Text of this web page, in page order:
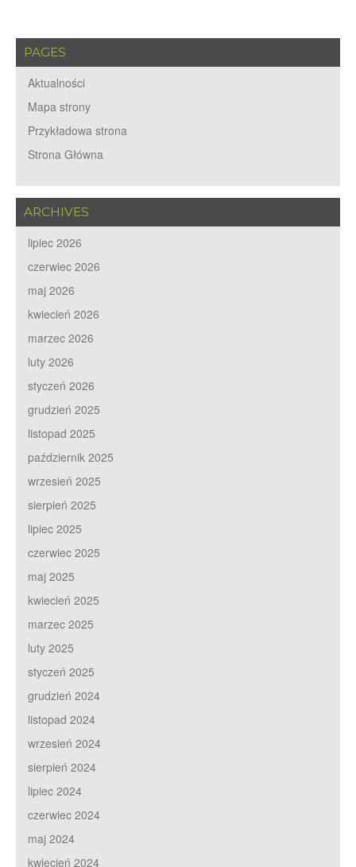
PAGES
Aktualności
Mapa strony
Przykładowa strona
Strona Główna
ARCHIVES
lipiec 2026
czerwiec 2026
maj 2026
kwiecień 2026
marzec 2026
luty 2026
styczeń 2026
grudzień 2025
listopad 2025
październik 2025
wrzesień 2025
sierpień 2025
lipiec 2025
czerwiec 2025
maj 2025
kwiecień 2025
marzec 2025
luty 2025
styczeń 2025
grudzień 2024
listopad 2024
wrzesień 2024
sierpień 2024
lipiec 2024
czerwiec 2024
maj 2024
kwiecień 2024